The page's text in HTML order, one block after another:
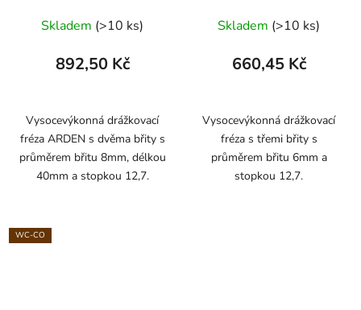
Skladem (>10 ks)
892,50 Kč
Vysocevýkonná drážkovací
fréza ARDEN s dvěma břity s
průměrem břitu 8mm, délkou
40mm a stopkou 12,7.
Skladem (>10 ks)
660,45 Kč
Vysocevýkonná drážkovací
fréza s třemi břity s
průměrem břitu 6mm a
stopkou 12,7.
WC-CO